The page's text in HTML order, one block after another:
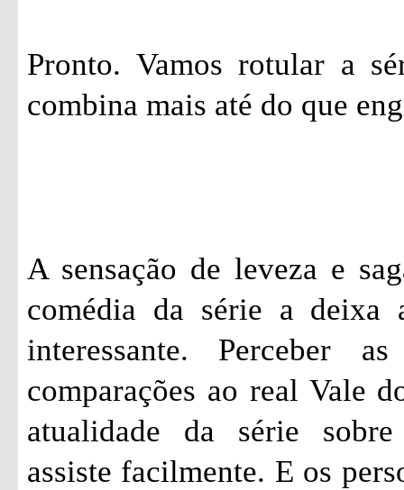
Pronto. Vamos rotular a
combina mais até do que
A sensação de leveza e
comédia da série a deixa
interessante. Perceber
comparações ao real Vale
atualidade da série
assiste facilmente. E os